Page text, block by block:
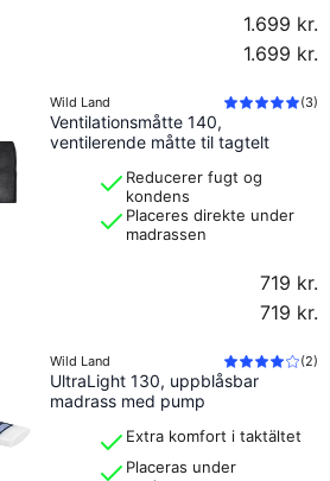
1.699 kr.
1.699 kr.
Wild Land (3)
Ventilationsmåtte 140,
ventilerende måtte til tagtelt
Reducerer fugt og
kondens
Placeres direkte under
madrassen
719 kr.
719 kr.
Wild Land (2)
UltraLight 130, uppblåsbar
madrass med pump
Extra komfort i taktältet
Placeras under